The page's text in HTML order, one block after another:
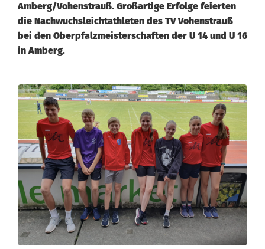
Amberg/Vohenstrauß. Großartige Erfolge feierten
die Nachwuchsleichtathleten des TV Vohenstrauß
bei den Oberpfalzmeisterschaften der U 14 und U 16
in Amberg.
J
u
n
g
e
A
t